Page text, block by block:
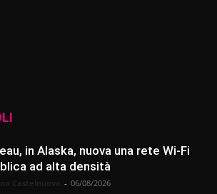
in Alaska, nuova una rete Wi-Fi
ad alta densità
- 06/08/2026